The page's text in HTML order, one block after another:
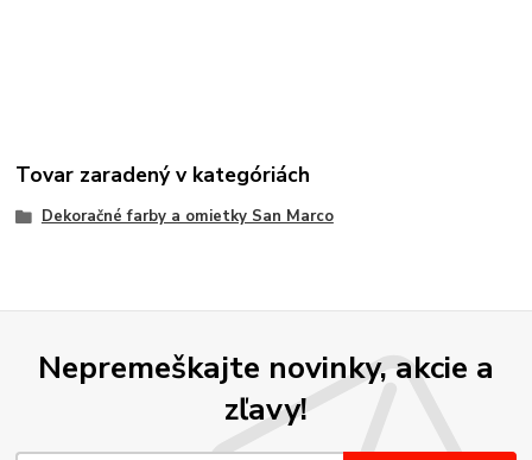
Tovar zaradený v kategóriách
Dekoračné farby a omietky San Marco
Nepremeškajte novinky, akcie a
zľavy!